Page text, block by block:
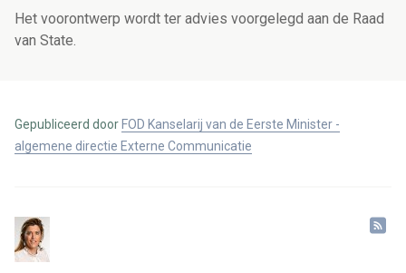
Het voorontwerp wordt ter advies voorgelegd aan de Raad
van State.
Gepubliceerd door FOD Kanselarij van de Eerste Minister -
algemene directie Externe Communicatie